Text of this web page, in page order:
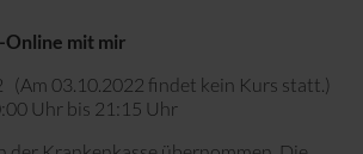
Online mit mir
(Am 03.10.2022 findet kein Kurs statt.)
Uhr bis 21:15 Uhr